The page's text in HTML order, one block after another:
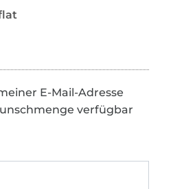
E-Mail-Adresse
verfügbar